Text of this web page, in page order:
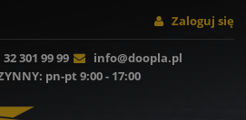
Zaloguj się
32 301 99 99
info@doopla.pl
: pn-pt 9:00 - 17:00